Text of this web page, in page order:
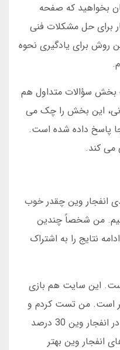
بخواهید که صفحه
برای حل مشکلات فنی
روش برای یادگیری نحوه
بخش سؤالات متداول هم
این بخش را چک می
آنجا پاسخ داده شده است.
می کند.
انفجار وین چقدر خوب
من شخصاً چندین
نتایج را به اشتراک
این سایت هم بازی
تر است. من تست کردم و
دیدم که سرعت پردازش شرط ها در انفجار وین 30 درصد
انفجار وین بهتر